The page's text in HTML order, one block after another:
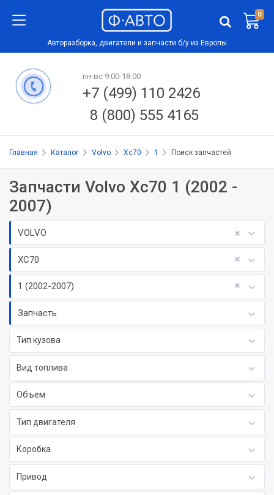
0
Авторазборка, двигатели и запчасти б/у из Европы
пн-вс 9:00-18:00
+7 (499) 110 2426
8 (800) 555 4165
Главная Каталог Volvo Xc70 1 Поиск запчастей
Запчасти Volvo Xc70 1 (2002 -
2007)
VOLVO
XC70
1 (2002-2007)
Запчасть
Тип кузова
Вид топлива
Объем
Тип двигателя
Коробка
Привод